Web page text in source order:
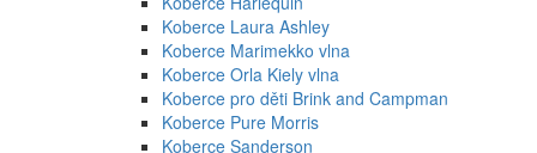
Koberce Laura Ashley
Koberce Marimekko vlna
Koberce Orla Kiely vlna
Koberce pro děti Brink and Campman
Koberce Pure Morris
Koberce Sanderson